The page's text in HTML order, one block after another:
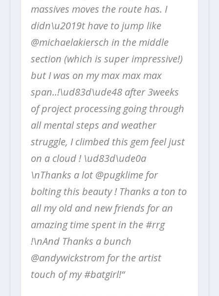
massives moves the route has. I
didn\u2019t have to jump like
@michaelakiersch in the middle
section (which is super impressive!)
but I was on my max max max
span..!\ud83d\ude48 after 3weeks
of project processing going through
all mental steps and weather
struggle, I climbed this gem feel just
on a cloud ! \ud83d\ude0a
\nThanks a lot @pugklime for
bolting this beauty ! Thanks a ton to
all my old and new friends for an
amazing time spent in the #rrg
!\nAnd Thanks a bunch
@andywickstrom for the artist
touch of my #batgirl!“